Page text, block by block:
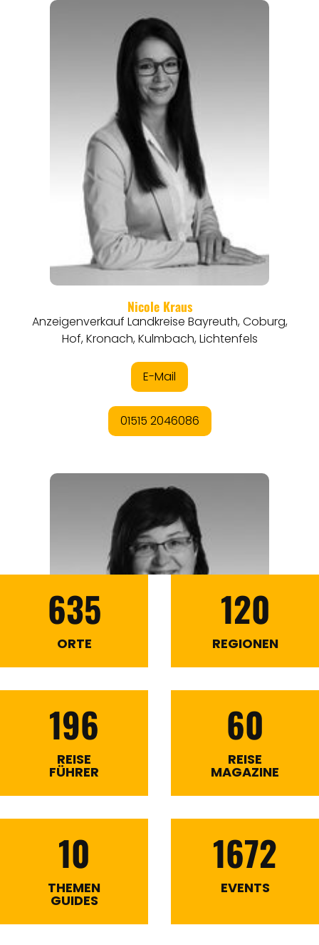
635
ORTE
120
REGIONEN
196
REISE
FÜHRER
60
REISE
MAGAZINE
10
THEMEN
GUIDES
1672
EVENTS